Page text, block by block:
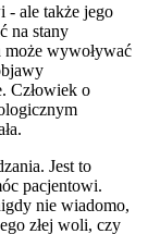
- ale także jego
na stany
może wywoływać
Człowiek o
Jest to
pacjentowi.
nie wiadomo,
złej woli, czy